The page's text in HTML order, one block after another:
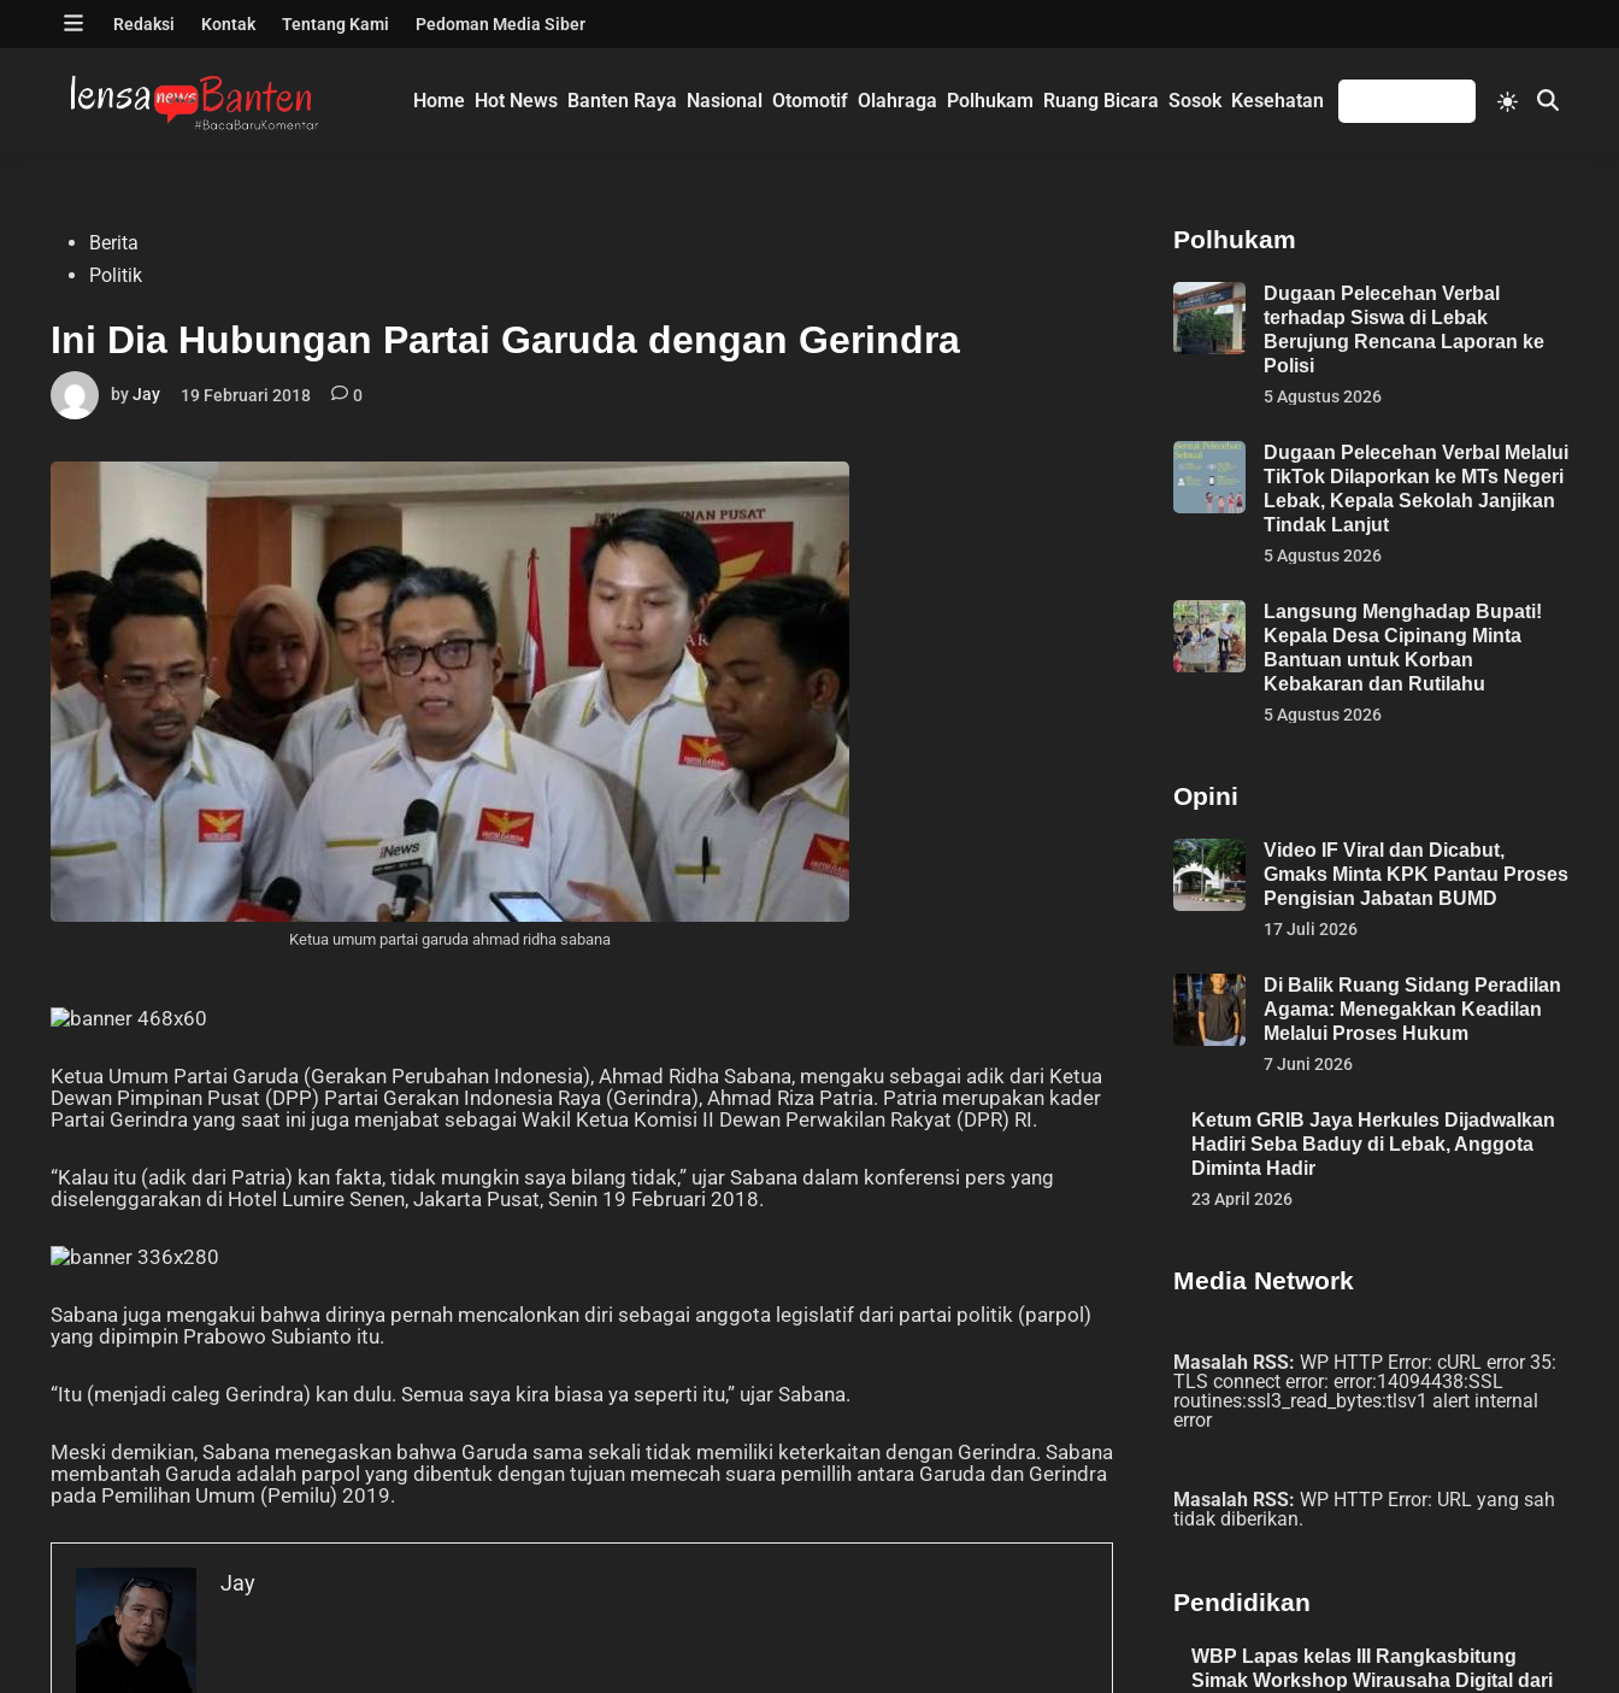
Open
Redaksi Kontak Tentang Kami Pedoman Media Siber
Home Hot News Banten Raya Nasional Otomotif Olahraga Polhukam Ruang Bicara Sosok Kesehatan
Switch
to
Open
PostedBerita
Politik
Ini Dia Hubungan Partai Garuda dengan Gerindra
byJay 19 Februari 2018 0
Ketua umum partai garuda ahmad ridha sabana
Ketua Umum Partai Garuda (Gerakan Perubahan Indonesia), Ahmad Ridha Sabana, mengaku sebagai adik dari Ketua
Dewan Pimpinan Pusat (DPP) Partai Gerakan Indonesia Raya (Gerindra), Ahmad Riza Patria. Patria merupakan kader
Partai Gerindra yang saat ini juga menjabat sebagai Wakil Ketua Komisi II Dewan Perwakilan Rakyat (DPR) RI.
“Kalau itu (adik dari Patria) kan fakta, tidak mungkin saya bilang tidak,” ujar Sabana dalam konferensi pers yang
diselenggarakan di Hotel Lumire Senen, Jakarta Pusat, Senin 19 Februari 2018.
Sabana juga mengakui bahwa dirinya pernah mencalonkan diri sebagai anggota legislatif dari partai politik (parpol)
yang dipimpin Prabowo Subianto itu.
“Itu (menjadi caleg Gerindra) kan dulu. Semua saya kira biasa ya seperti itu,” ujar Sabana.
Meski demikian, Sabana menegaskan bahwa Garuda sama sekali tidak memiliki keterkaitan dengan Gerindra. Sabana
membantah Garuda adalah parpol yang dibentuk dengan tujuan memecah suara pemillih antara Garuda dan Gerindra
pada Pemilihan Umum (Pemilu) 2019.
Jay
Polhukam
Dugaan Pelecehan Verbal
terhadap Siswa di Lebak
Berujung Rencana Laporan ke
Polisi
5 Agustus 2026
Dugaan Pelecehan Verbal Melalui
TikTok Dilaporkan ke MTs Negeri
Lebak, Kepala Sekolah Janjikan
Tindak Lanjut
5 Agustus 2026
Langsung Menghadap Bupati!
Kepala Desa Cipinang Minta
Bantuan untuk Korban
Kebakaran dan Rutilahu
5 Agustus 2026
Opini
Video IF Viral dan Dicabut,
Gmaks Minta KPK Pantau Proses
Pengisian Jabatan BUMD
17 Juli 2026
Di Balik Ruang Sidang Peradilan
Agama: Menegakkan Keadilan
Melalui Proses Hukum
7 Juni 2026
Ketum GRIB Jaya Herkules Dijadwalkan
Hadiri Seba Baduy di Lebak, Anggota
Diminta Hadir
23 April 2026
Media Network
Masalah RSS: WP HTTP Error: cURL error 35:
TLS connect error: error:14094438:SSL
routines:ssl3_read_bytes:tlsv1 alert internal
error
Masalah RSS: WP HTTP Error: URL yang sah
tidak diberikan.
Pendidikan
WBP Lapas kelas III Rangkasbitung
Simak Workshop Wirausaha Digital dari